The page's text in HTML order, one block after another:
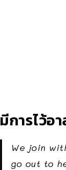
มีการไว้อ
We join
go out to